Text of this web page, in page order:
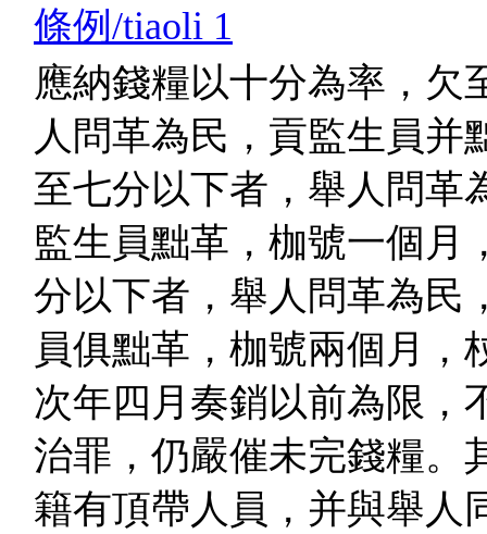
條例/tiaoli 1
應納錢糧以十分為率，欠
人問革為民，貢監生員并
至七分以下者，舉人問革
監生員黜革，枷號一個月
分以下者，舉人問革為民
員俱黜革，枷號兩個月，
次年四月奏銷以前為限，
治罪，仍嚴催未完錢糧。
籍有頂帶人員，并與舉人